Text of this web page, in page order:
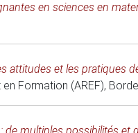
en sciences en
attitudes et les pratiques
Formation (AREF),